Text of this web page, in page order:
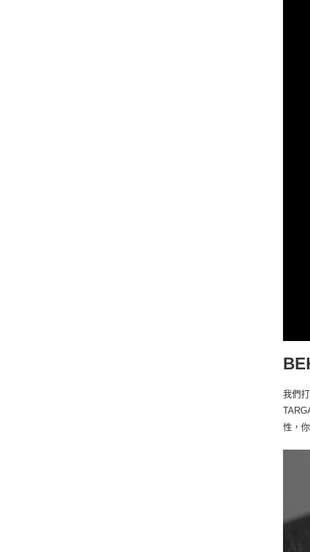
我們
性，